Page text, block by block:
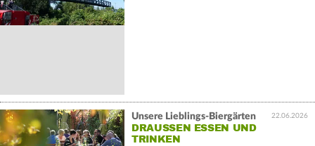
22.06.2026
Unsere Lieblings-Biergärten
DRAUSSEN ESSEN UND T
RINKEN